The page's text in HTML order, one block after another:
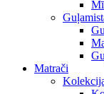
Matrači